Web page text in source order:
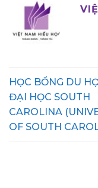
HỌC BỔNG DU
ĐẠI HỌC SOUTH
CAROLINA
OF SOUTH